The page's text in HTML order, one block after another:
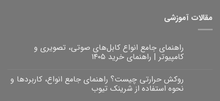
مقالات آموزشی
راهنمای جامع انواع کابل‌های صوتی، تصویری و
کامپیوتر | راهنمای خرید ۱۴۰۵
برای
راهنمای
جامع
ثبت
نشده
روکش حرارتی چیست؟ راهنمای جامع انواع، کاربردها و
نحوه استفاده از شرینک تیوب